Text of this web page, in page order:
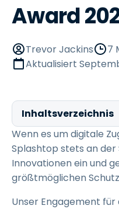
Award
Trevor Jackins
7
Aktualisiert
Inhaltsverzeichnis
Wenn es um digitale
Splashtop stets an der
Innovationen ein und
größtmöglichen
Unser Engagement